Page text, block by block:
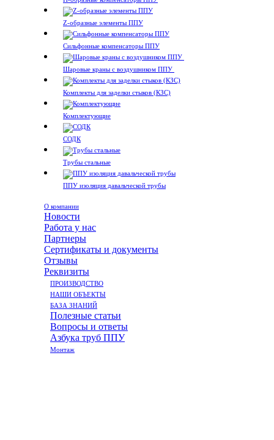
Z-образные элементы ППУ
Сильфонные компенсаторы ППУ
Шаровые краны с воздушником ППУ
Комплекты для заделки стыков (КЗС)
Комплектующие
СОДК
Трубы стальные
ППУ изоляция давальческой трубы
О компании
Новости
Работа у нас
Партнеры
Сертификаты и документы
Отзывы
Реквизиты
ПРОИЗВОДСТВО
НАШИ ОБЪЕКТЫ
БАЗА ЗНАНИЙ
Полезные статьи
Вопросы и ответы
Азбука труб ППУ
Монтаж